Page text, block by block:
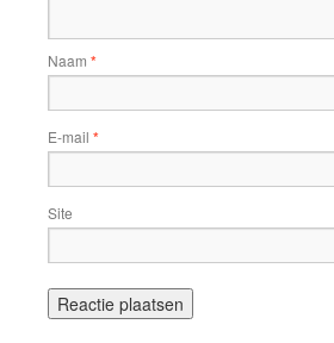
Naam *
E-mail *
Site